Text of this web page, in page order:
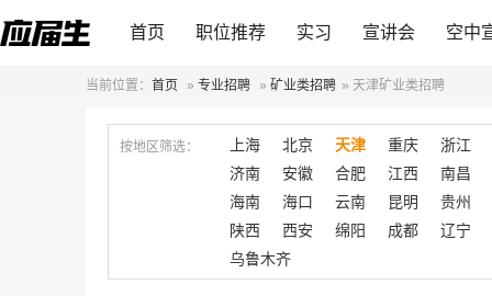
首页 职位推荐 实习 宣讲会 空中
当前位置： 首页 » 专业招聘 » 矿业类招聘 » 天津矿业类招聘
按地区筛选： 上海 北京 天津 重庆
浙江
济南
安徽 合肥 江西
南昌
海南
海口 云南 昆明
贵州
陕西
西安 绵阳 成都
辽宁
乌鲁木齐